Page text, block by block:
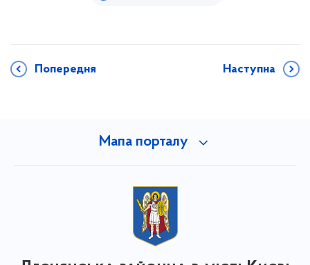
Попередня Наступна
Мапа порталу